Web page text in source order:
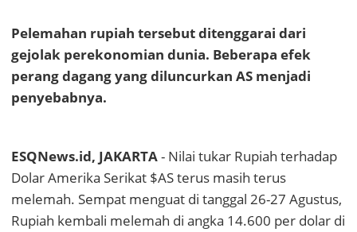
Pelemahan rupiah tersebut ditenggarai dari
gejolak perekonomian dunia. Beberapa efek
perang dagang yang diluncurkan AS menjadi
penyebabnya.
ESQNews.id, JAKARTA- Nilai tukar Rupiah terhadap
Dolar Amerika Serikat $AS terus masih terus
melemah. Sempat menguat di tanggal 26-27 Agustus,
Rupiah kembali melemah di angka 14.600 per dolar di